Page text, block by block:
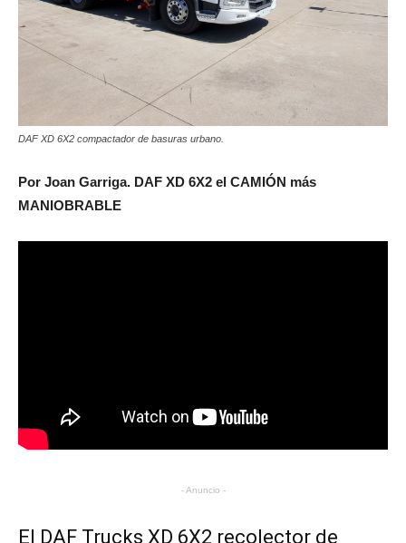
DAF XD 6X2 compactador de basuras urbano.
Por Joan Garriga. DAF XD 6X2 el CAMIÓN más
MANIOBRABLE
- Anuncio -
El DAF Trucks XD 6X2 recolector de